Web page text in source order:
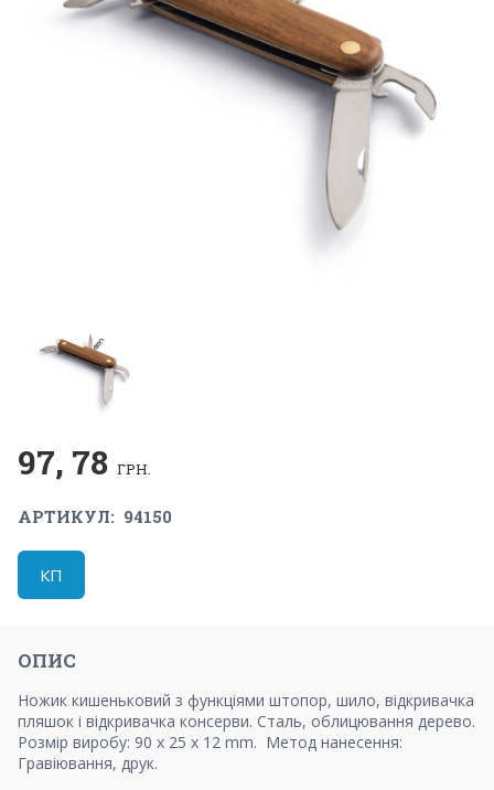
97, 78 ГРН.
АРТИКУЛ: 94150
КП
ОПИС
Ножик кишеньковий з функціями штопор, шило, відкривачка
пляшок і відкривачка консерви. Сталь, облицювання дерево.
Розмір виробу: 90 x 25 x 12 mm. Метод нанесення:
Гравіювання, друк.